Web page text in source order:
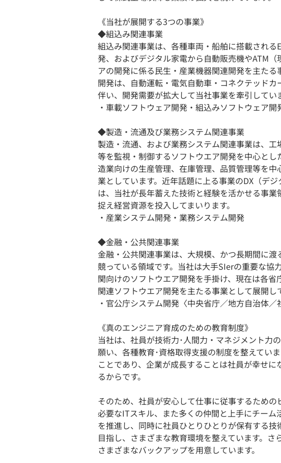
《当社が展開する3つの事業》
◆組込み関連事業
組込み関連事業は、各種車両・船舶に搭載され
発、およびデジタル家電から自動販売機やATM
アの開発に係る民生・産業機器関連開発を主た
開発は、自動運転・電気自動車・コネクテッド
伴い、開発需要が拡大して当社事業を牽引してい
・車載ソフトウェア開発・組込みソフトウェア開
◆製造・流通及び業務システム関連事業
製造・流通、および業務システム関連事業は、
等を監視・制御するソフトウエア開発を中心と
造業向けの生産管理、在庫管理、品質管理等を
業としています。近年話題に上る事業のDX（デ
は、当社が長年蓄えた技術と経験を活かせる事
捉え経営資源を投入してまいります。
・産業システム開発・業務システム開発
◆金融・公共関連事業
金融・公共関連事業は、大規模、かつ長期間に
競っている領域です。当社は大手SIerの重要な協
関向けのソフトウエア開発を手掛け、現在は各
関連ソフトウエア開発を主たる事業として展開し
・官公庁システム開発〈中央省庁／地方自治体／
《真のエンジニア育成のための教育制度》
当社は、社員が技術力･人間力・マネジメント力
願い、各種教育･資格取得支援の制度を整えてい
ことであり、企業が成長することは社員が幸せ
るからです。
そのため、社員が安心して仕事に従事するため
必要なITスキル、また多くの仲間と上手にチー
を推進し、同時に社員ひとりひとりが保有する
目指し、さまざまな教育環境を整えています。
さまざまなバックアップを用意しています。